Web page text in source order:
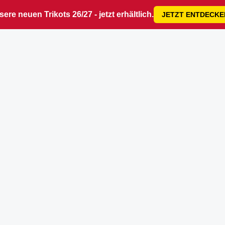
neuen Trikots 26/27 - jetzt erhältlich. JETZT